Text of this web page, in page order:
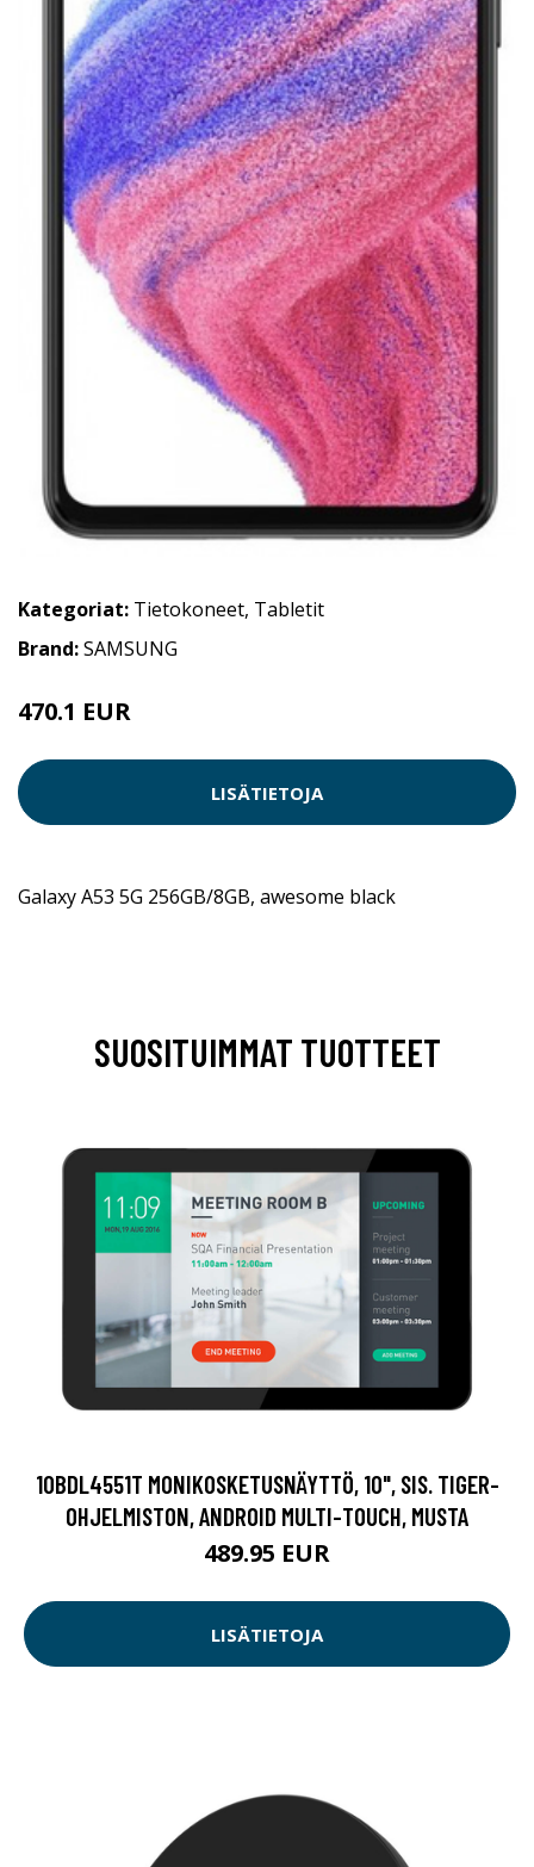
Kategoriat: Tietokoneet, Tabletit
Brand:SAMSUNG
470.1 EUR
LISÄTIETOJA
Galaxy A53 5G 256GB/8GB, awesome black
SUOSITUIMMAT TUOTTEET
10BDL4551T MONIKOSKETUSNÄYTTÖ, 10", SIS. TIGER-
OHJELMISTON, ANDROID MULTI-TOUCH, MUSTA
489.95 EUR
LISÄTIETOJA